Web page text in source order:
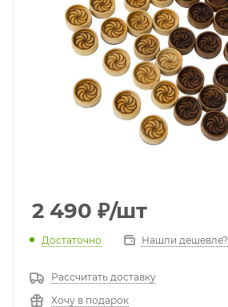
2 490 ₽/шт
Достаточно Нашли дешевле?
Рассчитать доставку
Хочу в подарок